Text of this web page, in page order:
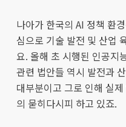
나아가 한국의 AI 정책 환
심으로 기술 발전 및 산업
요. 올해 초 시행된 인공지
관련 법안들 역시 발전과
대부분이고 그로 인해 실
의 묻히다시피 하고 있죠.